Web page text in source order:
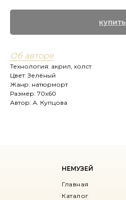
купить
Об авторе
Технология: акрил, холст
Цвет: Зелёный
Жанр: натюрморт
Размер: 70х60
Автор: А. Купцова
Главная
Каталог
НЕМУЗЕЙ